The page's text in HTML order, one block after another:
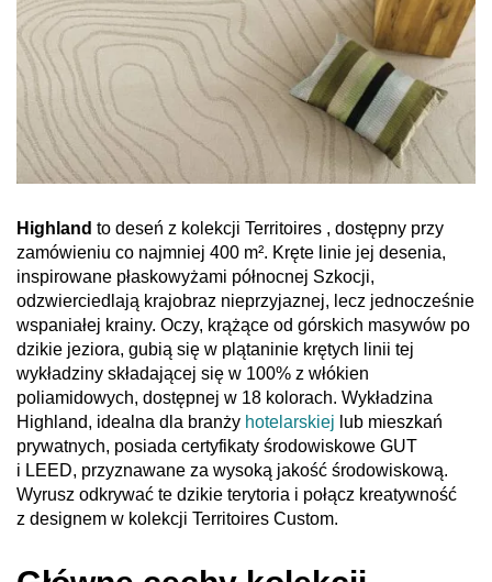
Highland to deseń z kolekcji Territoires , dostępny przy
zamówieniu co najmniej 400 m². Kręte linie jej desenia,
inspirowane płaskowyżami północnej Szkocji,
odzwierciedlają krajobraz nieprzyjaznej, lecz jednocześnie
wspaniałej krainy. Oczy, krążące od górskich masywów po
dzikie jeziora, gubią się w plątaninie krętych linii tej
wykładziny składającej się w 100% z włókien
poliamidowych, dostępnej w 18 kolorach. Wykładzina
Highland, idealna dla branży hotelarskiej lub mieszkań
prywatnych, posiada certyfikaty środowiskowe GUT
i LEED, przyznawane za wysoką jakość środowiskową.
Wyrusz odkrywać te dzikie terytoria i połącz kreatywność
z designem w kolekcji Territoires Custom.